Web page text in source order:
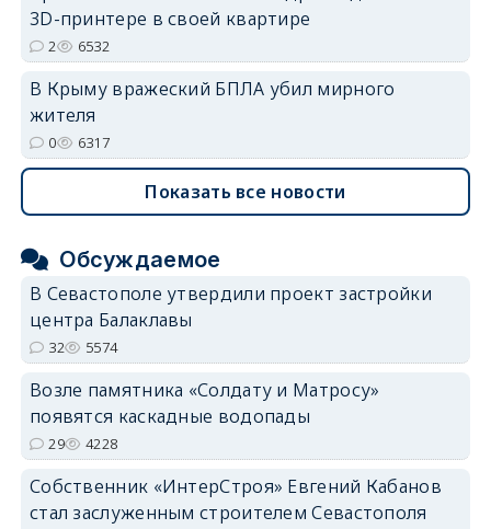
3D-принтере в своей квартире
2 6532
В Крыму вражеский БПЛА убил мирного
жителя
0 6317
Показать все новости
Обсуждаемое
В Севастополе утвердили проект застройки
центра Балаклавы
32 5574
Возле памятника «Солдату и Матросу»
появятся каскадные водопады
29 4228
Собственник «ИнтерСтроя» Евгений Кабанов
стал заслуженным строителем Севастополя